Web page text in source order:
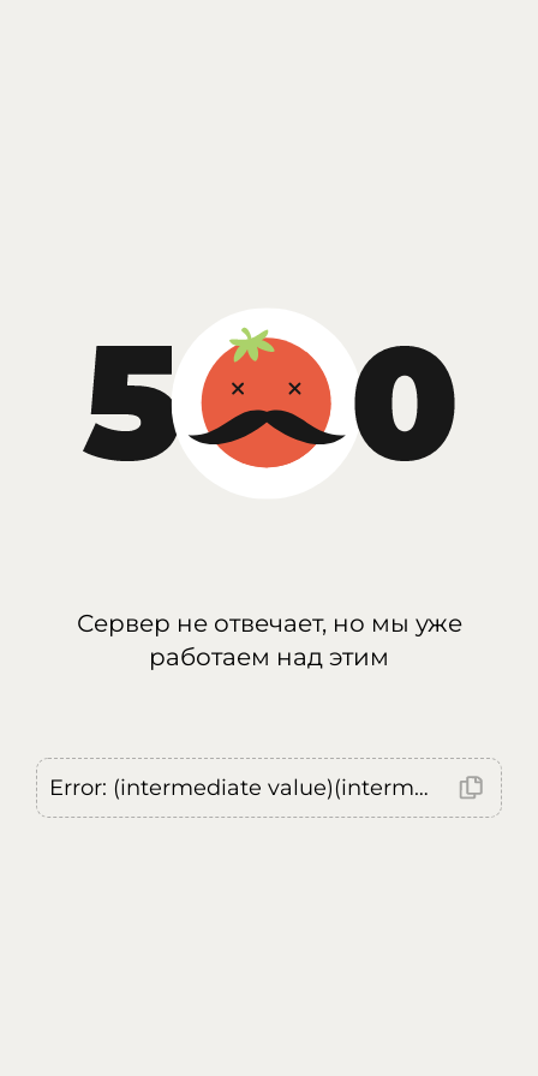
Сервер не отвечает, но мы уже
работаем над этим
Error: (intermediate value)(intermediate value)(intermediate value).replaceAll is not a function